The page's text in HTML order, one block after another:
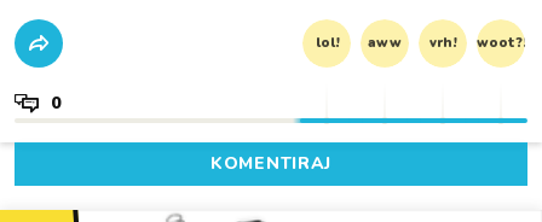
lol! aww vrh! woot?!
0
KOMENTIRAJ